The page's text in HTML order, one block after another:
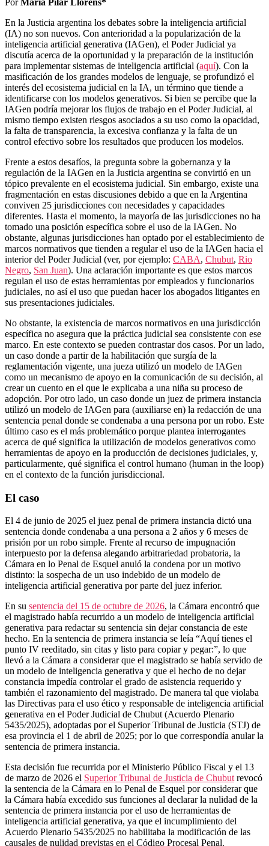
PorMaría Pilar Llorens*
En la Justicia argentina los debates sobre la inteligencia artificial
(IA) no son nuevos. Con anterioridad a la popularización de la
inteligencia artificial generativa (IAGen), el Poder Judicial ya
discutía acerca de la oportunidad y la preparación de la institución
para implementar sistemas de inteligencia artificial (aquí). Con la
masificación de los grandes modelos de lenguaje, se profundizó el
interés del ecosistema judicial en la IA, un término que tiende a
identificarse con los modelos generativos. Si bien se percibe que la
IAGen podría mejorar los flujos de trabajo en el Poder Judicial, al
mismo tiempo existen riesgos asociados a su uso como la opacidad,
la falta de transparencia, la excesiva confianza y la falta de un
control efectivo sobre los resultados que producen los modelos.
Frente a estos desafíos, la pregunta sobre la gobernanza y la
regulación de la IAGen en la Justicia argentina se convirtió en un
tópico prevalente en el ecosistema judicial. Sin embargo, existe una
fragmentación en estas discusiones debido a que en la Argentina
conviven 25 jurisdicciones con necesidades y capacidades
diferentes. Hasta el momento, la mayoría de las jurisdicciones no ha
tomado una posición específica sobre el uso de la IAGen. No
obstante, algunas jurisdicciones han optado por el establecimiento de
marcos normativos que tienden a regular el uso de la IAGen hacia el
interior del Poder Judicial (ver, por ejemplo: CABA, Chubut, Rio
Negro, San Juan). Una aclaración importante es que estos marcos
regulan el uso de estas herramientas por empleados y funcionarios
judiciales, no así el uso que puedan hacer los abogados litigantes en
sus presentaciones judiciales.
No obstante, la existencia de marcos normativos en una jurisdicción
específica no asegura que la práctica judicial sea consistente con ese
marco. En este contexto se pueden contrastar dos casos. Por un lado,
un caso donde a partir de la habilitación que surgía de la
reglamentación vigente, una jueza utilizó un modelo de IAGen
como un mecanismo de apoyo en la comunicación de su decisión, al
crear un cuento en el que le explicaba a una niña su proceso de
adopción. Por otro lado, un caso donde un juez de primera instancia
utilizó un modelo de IAGen para (auxiliarse en) la redacción de una
sentencia penal donde se condenaba a una persona por un robo. Este
último caso es el más problemático porque plantea interrogantes
acerca de qué significa la utilización de modelos generativos como
herramientas de apoyo en la producción de decisiones judiciales, y,
particularmente, qué significa el control humano (human in the loop)
en el contexto de la función jurisdiccional.
El caso
El 4 de junio de 2025 el juez penal de primera instancia dictó una
sentencia donde condenaba a una persona a 2 años y 6 meses de
prisión por un robo simple. Frente al recurso de impugnación
interpuesto por la defensa alegando arbitrariedad probatoria, la
Cámara en lo Penal de Esquel anuló la condena por un motivo
distinto: la sospecha de un uso indebido de un modelo de
inteligencia artificial generativa por parte del juez inferior.
En su sentencia del 15 de octubre de 2026, la Cámara encontró que
el magistrado había recurrido a un modelo de inteligencia artificial
generativa para redactar su sentencia sin dejar constancia de este
hecho. En la sentencia de primera instancia se leía “Aquí tienes el
punto IV reeditado, sin citas y listo para copiar y pegar:”, lo que
llevó a la Cámara a considerar que el magistrado se había servido de
un modelo de inteligencia generativa y que el hecho de no dejar
constancia impedía controlar el grado de asistencia requerido y
también el razonamiento del magistrado. De manera tal que violaba
las Directivas para el uso ético y responsable de inteligencia artificial
generativa en el Poder Judicial de Chubut (Acuerdo Plenario
5435/2025), adoptadas por el Superior Tribunal de Justicia (STJ) de
esa provincia el 1 de abril de 2025; por lo que correspondía anular la
sentencia de primera instancia.
Esta decisión fue recurrida por el Ministerio Público Fiscal y el 13
de marzo de 2026 el Superior Tribunal de Justicia de Chubutrevocó
la sentencia de la Cámara en lo Penal de Esquel por considerar que
la Cámara había excedido sus funciones al declarar la nulidad de la
sentencia de primera instancia por el uso de herramientas de
inteligencia artificial generativa, ya que el incumplimiento del
Acuerdo Plenario 5435/2025 no habilitaba la modificación de las
causales de nulidad previstas en el Código Procesal Penal.